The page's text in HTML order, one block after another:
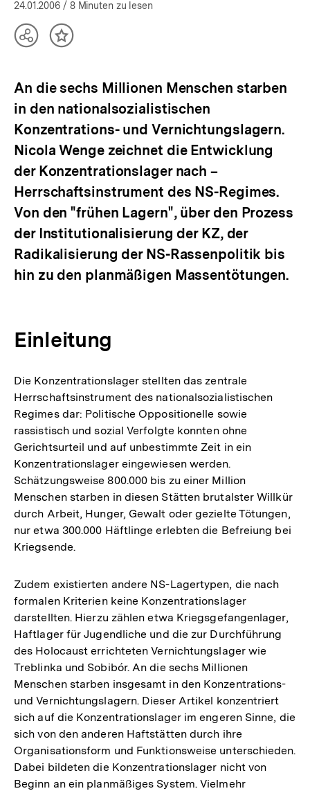
öffnen
24.01.2006 / 8 Minuten zu lesen
TeilenInhalt
An die sechs Millionen Menschen starben
in den nationalsozialistischen
Konzentrations- und Vernichtungslagern.
Nicola Wenge zeichnet die Entwicklung
der Konzentrationslager nach –
Herrschaftsinstrument des NS-Regimes.
Von den "frühen Lagern", über den Prozess
der Institutionalisierung der KZ, der
Radikalisierung der NS-Rassenpolitik bis
hin zu den planmäßigen Massentötungen.
Einleitung
Die Konzentrationslager stellten das zentrale
Herrschaftsinstrument des nationalsozialistischen
Regimes dar: Politische Oppositionelle sowie
rassistisch und sozial Verfolgte konnten ohne
Gerichtsurteil und auf unbestimmte Zeit in ein
Konzentrationslager eingewiesen werden.
Schätzungsweise 800.000 bis zu einer Million
Menschen starben in diesen Stätten brutalster Willkür
durch Arbeit, Hunger, Gewalt oder gezielte Tötungen,
nur etwa 300.000 Häftlinge erlebten die Befreiung bei
Kriegsende.
Zudem existierten andere NS-Lagertypen, die nach
formalen Kriterien keine Konzentrationslager
darstellten. Hierzu zählen etwa Kriegsgefangenlager,
Haftlager für Jugendliche und die zur Durchführung
des Holocaust errichteten Vernichtungslager wie
Treblinka und Sobibór. An die sechs Millionen
Menschen starben insgesamt in den Konzentrations-
und Vernichtungslagern. Dieser Artikel konzentriert
sich auf die Konzentrationslager im engeren Sinne, die
sich von den anderen Haftstätten durch ihre
Organisationsform und Funktionsweise unterschieden.
Dabei bildeten die Konzentrationslager nicht von
Beginn an ein planmäßiges System. Vielmehr